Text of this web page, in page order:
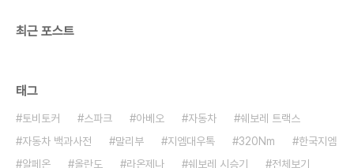
최근 포스트
태그
토비토커 스파크 아베오 자동차
쉐보레 트랙스
자동차 백과사전
말리부 지엠대우톡 320Nm
한국지엠
알페온
올란도 라온제나 쉐보레 시승기
전체보기